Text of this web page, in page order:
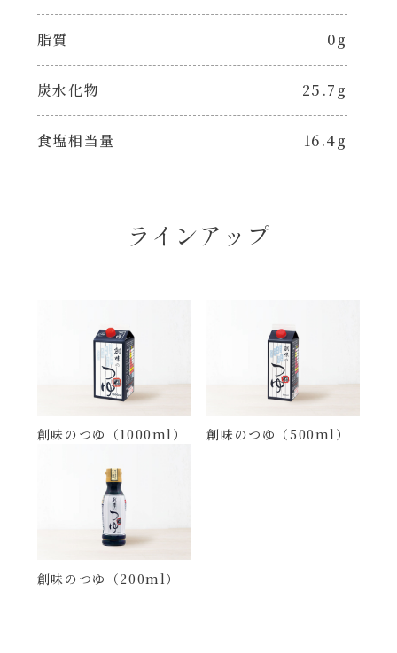
脂質 0g
炭水化物 25.7g
食塩相当量 16.4g
ラインアップ
創味のつゆ（1000ml） 創味のつゆ（500ml）
創味のつゆ（200ml）